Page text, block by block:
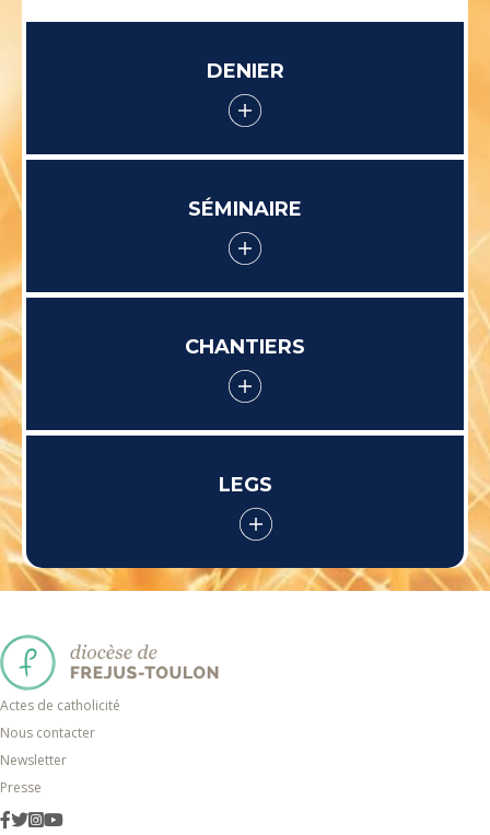
DENIER
SÉMINAIRE
CHANTIERS
LEGS
Actes de catholicité
Nous contacter
Newsletter
Presse